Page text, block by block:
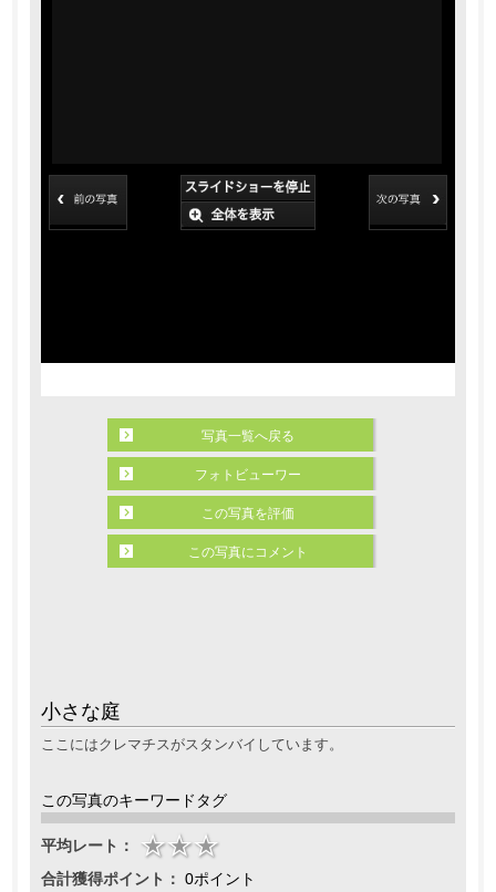
小さな庭
ここにはクレマチスがスタンバイしています。
この写真のキーワードタグ
平均レート：
合計獲得ポイント： 0ポイント
写真一覧へ戻る
フォトビューワー
この写真を評価
この写真にコメント